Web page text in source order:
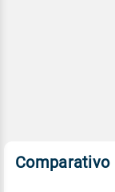
Comparativo